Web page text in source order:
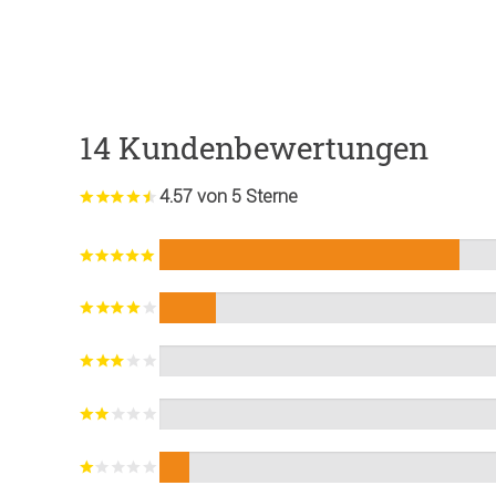
14 Kundenbewertungen
4.57 von 5 Sterne